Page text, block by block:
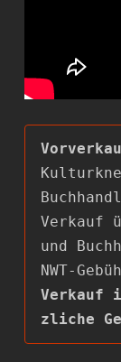
Verkauf
und
Verkauf
zliche